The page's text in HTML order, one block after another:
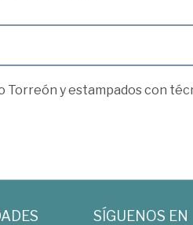
Torreón y estampados con
SÍGUENOS EN